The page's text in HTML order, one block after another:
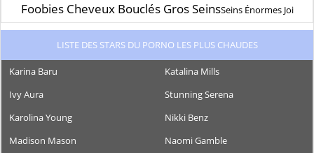
Foobies Cheveux Bouclés Gros SeinsSeins Énormes Joi
LISTE DES STARS DU PORNO LES PLUS CHAUDES
Karina Baru
Katalina Mills
Ivy Aura
Stunning Serena
Karolina Young
Nikki Benz
Madison Mason
Naomi Gamble